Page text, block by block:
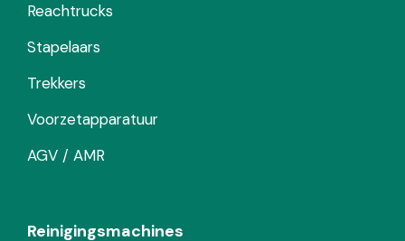
Reachtrucks
Stapelaars
Trekkers
Voorzetapparatuur
AGV / AMR
Reinigingsmachines